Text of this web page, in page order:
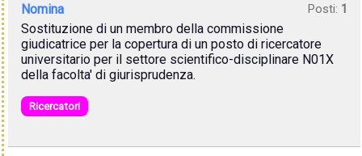
Nomina Posti: 1
Sostituzione di un membro della commissione
giudicatrice per la copertura di un posto di ricercatore
universitario per il settore scientifico-disciplinare N01X
della facolta' di giurisprudenza.
Ricercatori